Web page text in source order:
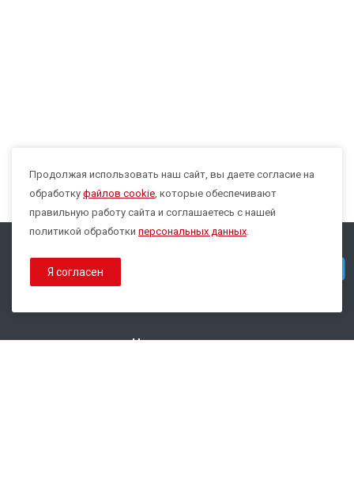
Max
Продолжая использовать наш сайт, вы даете согласие на
обработку файлов cookie, которые обеспечивают
правильную работу сайта и соглашаетесь с нашей
политикой обработки персональных данных.
Я согласен
© 2026 Все права защищены.
Наши контакты